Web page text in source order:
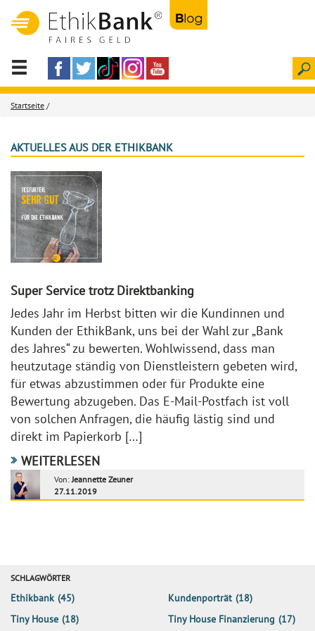
Startseite /
AKTUELLES AUS DER ETHIKBANK
Super Service trotz Direktbanking
Jedes Jahr im Herbst bitten wir die Kundinnen und
Kunden der EthikBank, uns bei der Wahl zur „Bank
des Jahres“ zu bewerten. Wohlwissend, dass man
heutzutage ständig von Dienstleistern gebeten wird,
für etwas abzustimmen oder für Produkte eine
Bewertung abzugeben. Das E-Mail-Postfach ist voll
von solchen Anfragen, die häufig lästig sind und
direkt im Papierkorb […]
WEITERLESEN
Von:Jeannette Zeuner
27.11.2019
SCHLAGWÖRTER
Ethikbank (45) Kundenporträt (18)
Tiny House (18) Tiny House Finanzierung (17)